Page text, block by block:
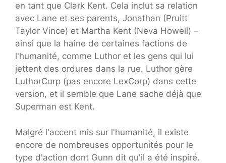
en tant que Clark Kent. Cela inclut sa relation
avec Lane et ses parents, Jonathan (Pruitt
Taylor Vince) et Martha Kent (Neva Howell) –
ainsi que la haine de certaines factions de
l'humanité, comme Luthor et les gens qui lui
jettent des ordures dans la rue. Luthor gère
LuthorCorp (pas encore LexCorp) dans cette
version, et il semble que Lane sache déjà que
Superman est Kent.
Malgré l'accent mis sur l'humanité, il existe
encore de nombreuses opportunités pour le
type d'action dont Gunn dit qu'il a été inspiré.